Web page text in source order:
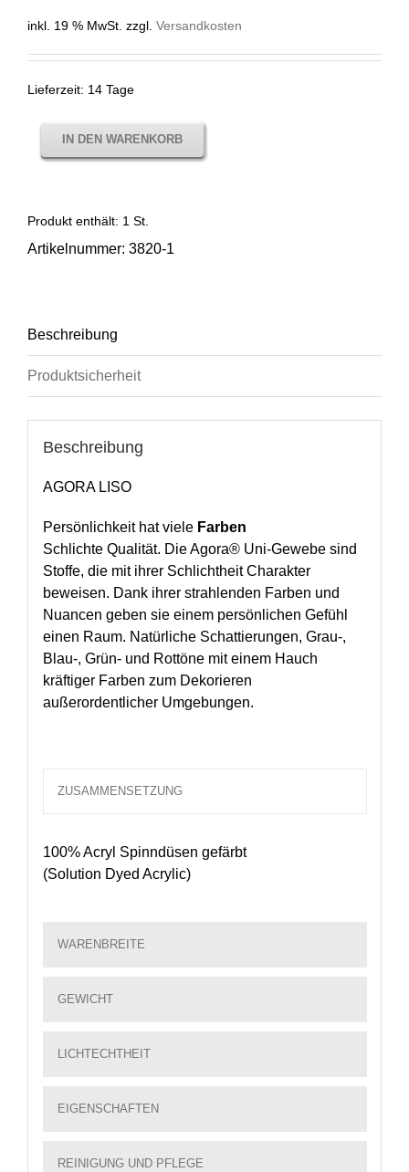
inkl. 19 % MwSt. zzgl. Versandkosten
Lieferzeit: 14 Tage
IN DEN WARENKORB
Produkt enthält: 1 St.
Artikelnummer: 3820-1
Beschreibung
Produktsicherheit
Beschreibung
AGORA LISO
Persönlichkeit hat viele Farben
Schlichte Qualität. Die Agora® Uni-Gewebe sind
Stoffe, die mit ihrer Schlichtheit Charakter
beweisen. Dank ihrer strahlenden Farben und
Nuancen geben sie einem persönlichen Gefühl
einen Raum. Natürliche Schattierungen, Grau-,
Blau-, Grün- und Rottöne mit einem Hauch
kräftiger Farben zum Dekorieren
außerordentlicher Umgebungen.
ZUSAMMENSETZUNG
100% Acryl Spinndüsen gefärbt
(Solution Dyed Acrylic)
WARENBREITE
GEWICHT
LICHTECHTHEIT
EIGENSCHAFTEN
REINIGUNG UND PFLEGE